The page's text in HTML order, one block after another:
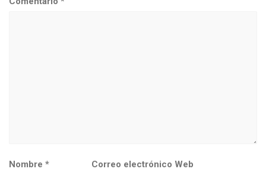
Nombre *
Correo electrónico Web